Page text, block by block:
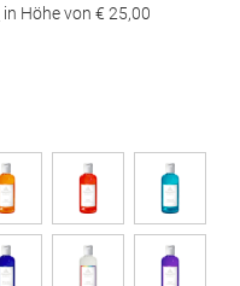
in Höhe von € 25,00